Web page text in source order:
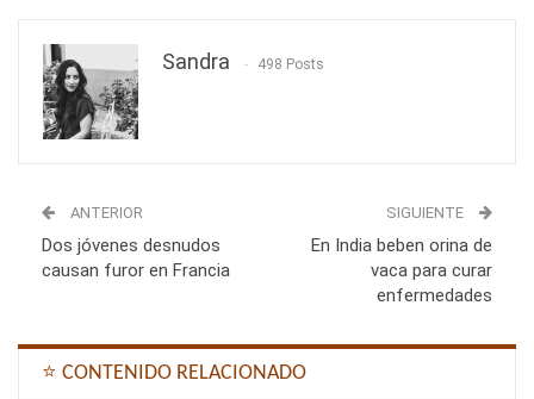
Sandra 498 Posts
ANTERIOR
Dos jóvenes desnudos
causan furor en Francia
SIGUIENTE
En India beben orina de
vaca para curar
enfermedades
⭐ CONTENIDO RELACIONADO